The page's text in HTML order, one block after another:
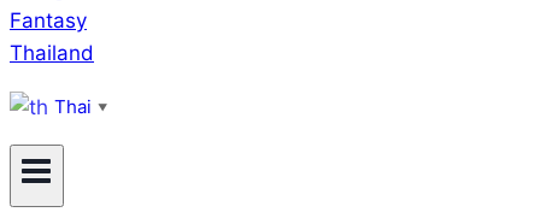
Thai ▼